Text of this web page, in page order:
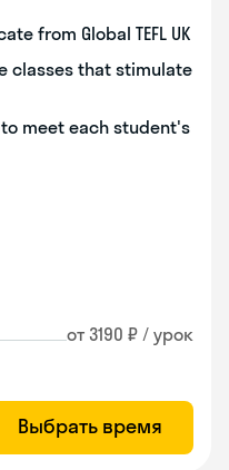
from Global TEFL UK
classes that stimulate
meet each student's
от 3190 ₽ / урок
Выбрать время